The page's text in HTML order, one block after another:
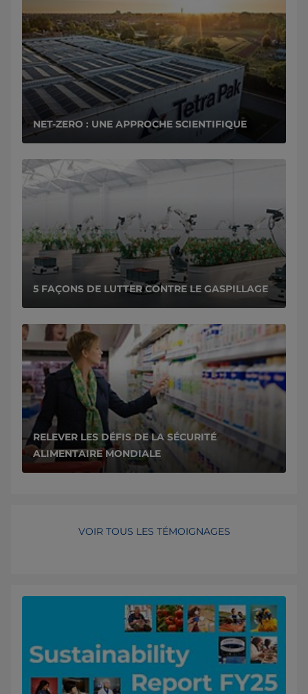
NET-ZERO : UNE APPROCHE SCIENTIFIQUE
5 FAÇONS DE LUTTER CONTRE LE GASPILLAGE
RELEVER LES DÉFIS DE LA SÉCURITÉ
ALIMENTAIRE MONDIALE
VOIR TOUS LES TÉMOIGNAGES